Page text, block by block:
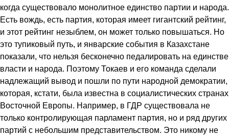
когда существовало монолитное единство партии и народа.
Есть вождь, есть партия, которая имеет гигантский рейтинг,
и этот рейтинг незыблем, он может только повышаться. Но
это тупиковый путь, и январские события в Казахстане
показали, что нельзя бесконечно педалировать на единстве
власти и народа. Поэтому Токаев и его команда сделали
надлежащий вывод и пошли по пути народной демократии,
которая, кстати, была известна в социалистических странах
Восточной Европы. Например, в ГДР существовала не
только контролирующая парламент партия, но и ряд других
партий с небольшим представительством. Это никому не